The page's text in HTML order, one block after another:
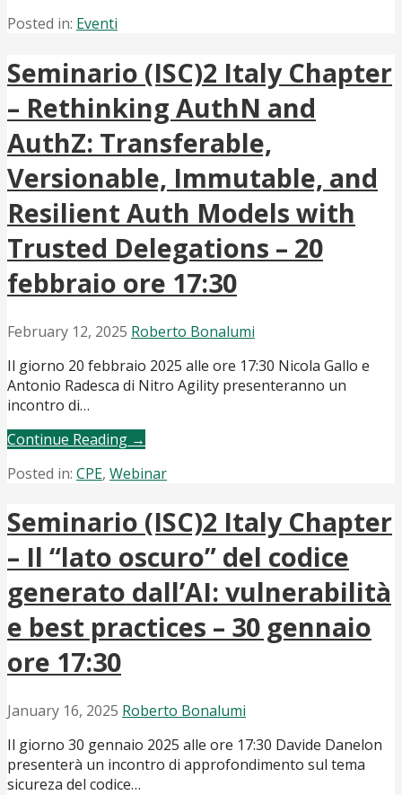
Posted in: Eventi
Seminario (ISC)2 Italy Chapter
– Rethinking AuthN and
AuthZ: Transferable,
Versionable, Immutable, and
Resilient Auth Models with
Trusted Delegations – 20
febbraio ore 17:30
February 12, 2025 Roberto Bonalumi
Il giorno 20 febbraio 2025 alle ore 17:30 Nicola Gallo e
Antonio Radesca di Nitro Agility presenteranno un
incontro di…
Continue Reading →
Posted in: CPE, Webinar
Seminario (ISC)2 Italy Chapter
– Il “lato oscuro” del codice
generato dall’AI: vulnerabilità
e best practices – 30 gennaio
ore 17:30
January 16, 2025 Roberto Bonalumi
Il giorno 30 gennaio 2025 alle ore 17:30 Davide Danelon
presenterà un incontro di approfondimento sul tema
sicureza del codice…